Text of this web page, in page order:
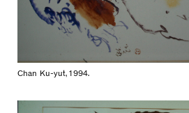
Chan Ku-yut, 1994.